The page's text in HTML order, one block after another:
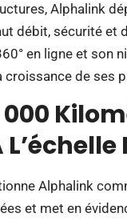
Alphalink
débit, sécurité et
en ligne et son
croissance de ses
000
Alphalink
et met en